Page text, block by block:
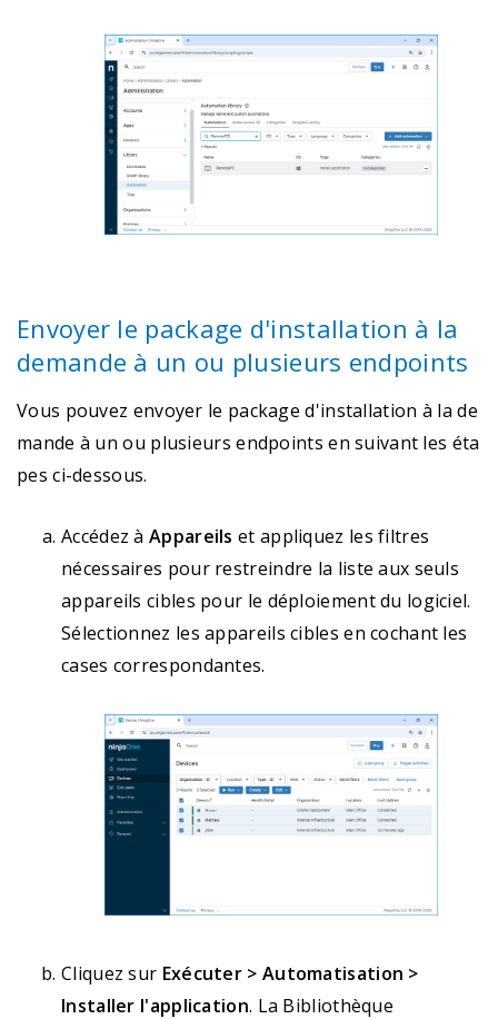
Envoyer le package d'installation à la
demande à un ou plusieurs endpoints
Vous pouvez envoyer le package d'installation à la de
mande à un ou plusieurs endpoints en suivant les éta
pes ci-dessous.
Accédez à Appareils et appliquez les filtres
nécessaires pour restreindre la liste aux seuls
appareils cibles pour le déploiement du logiciel.
Sélectionnez les appareils cibles en cochant les
cases correspondantes.
Cliquez sur Exécuter > Automatisation >
Installer l'application. La Bibliothèque